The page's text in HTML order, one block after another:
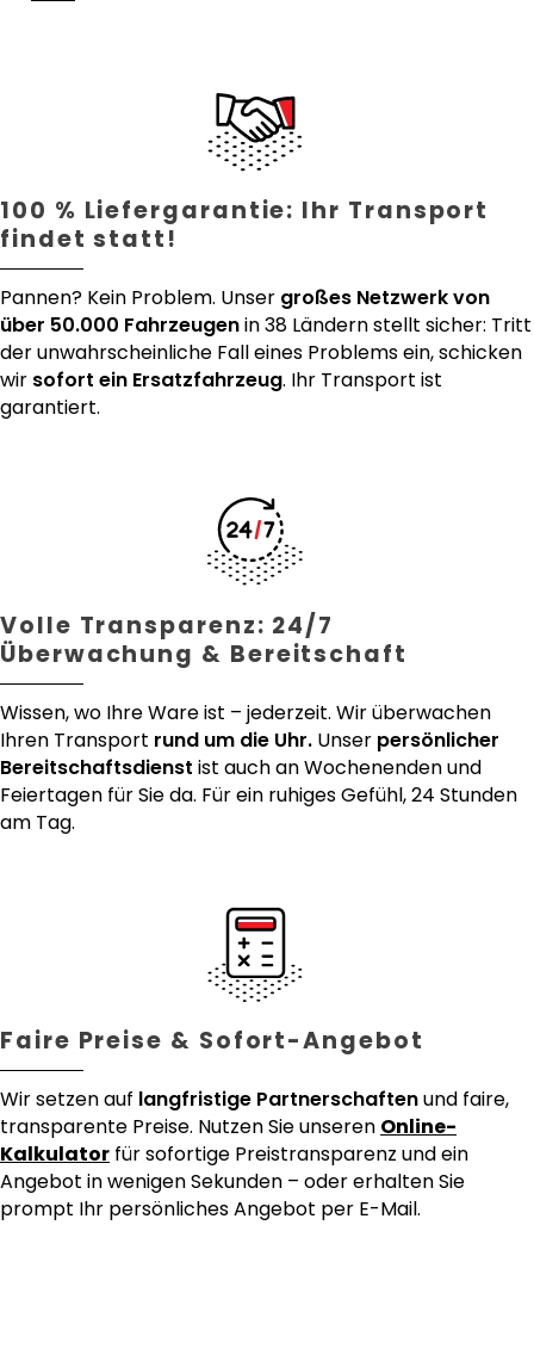
100 % Liefergarantie: Ihr Transport
findet statt!
Pannen? Kein Problem. Unser großes Netzwerk von
über 50.000 Fahrzeugenin 38 Ländern stellt sicher: Tritt
der unwahrscheinliche Fall eines Problems ein, schicken
wir sofort ein Ersatzfahrzeug. Ihr Transport ist
garantiert.
Volle Transparenz: 24/7
Überwachung & Bereitschaft
Wissen, wo Ihre Ware ist – jederzeit. Wir überwachen
Ihren Transport rund um die Uhr. Unser persönlicher
Bereitschaftsdienst ist auch an Wochenenden und
Feiertagen für Sie da. Für ein ruhiges Gefühl, 24 Stunden
am Tag.
Faire Preise & Sofort-Angebot
Wir setzen auf langfristige Partnerschaftenund faire,
transparente Preise. Nutzen Sie unseren Online-
Kalkulator für sofortige Preistransparenz und ein
Angebot in wenigen Sekunden – oder erhalten Sie
prompt Ihr persönliches Angebot per E-Mail.